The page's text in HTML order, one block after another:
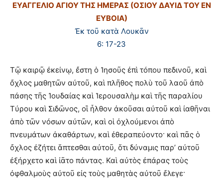
ΕΥΑΓΓΕΛΙΟ ΑΓΙΟΥ ΤΗΣ ΗΜΕΡΑΣ (ΟΣΙΟΥ ΔΑΥΙΔ ΤΟΥ ΕΝ
ΕΥΒΟΙΑ)
Ἐκ τοῦ κατὰ Λουκᾶν
6: 17-23
Τῷ καιρῷ ἐκείνῳ, ἔστη ὁ Ἰησοῦς ἐπὶ τόπου πεδινοῦ, καὶ
ὄχλος μαθητῶν αὐτοῦ, καὶ πλῆθος πολὺ τοῦ λαοῦ ἀπὸ
πάσης τῆς Ἰουδαίας καὶ Ἱερουσαλὴμ καὶ τῆς παραλίου
Τύρου καὶ Σιδῶνος, οἳ ἦλθον ἀκοῦσαι αὐτοῦ καὶ ἰαθῆναι
ἀπὸ τῶν νόσων αὐτῶν, καὶ οἱ ὀχλούμενοι ἀπὸ
πνευμάτων ἀκαθάρτων, καὶ ἐθεραπεύοντο· καὶ πᾶς ὁ
ὄχλος ἐζήτει ἅπτεσθαι αὐτοῦ, ὅτι δύναμις παρ’ αὐτοῦ
ἐξήρχετο καὶ ἰᾶτο πάντας. Καὶ αὐτὸς ἐπάρας τοὺς
ὀφθαλμοὺς αὐτοῦ εἰς τοὺς μαθητὰς αὐτοῦ ἔλεγε·